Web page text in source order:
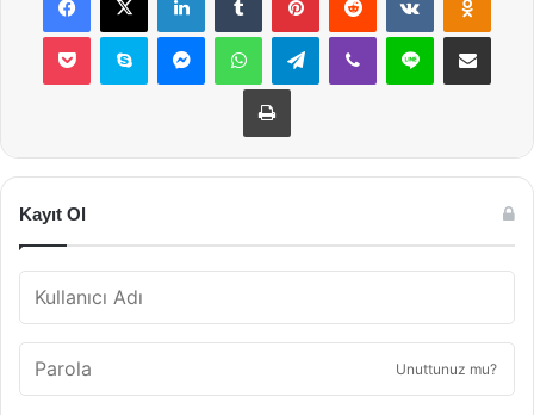
Pocket Skype MessengerWhatsAppTelegramViber Line E-Posta ile
Yazdır
Kayıt Ol
Unuttunuz mu?